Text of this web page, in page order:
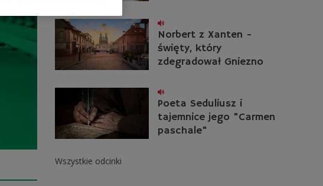
Norbert z Xanten -
święty, który
zdegradował Gniezno
Poeta Seduliusz i
tajemnice jego "Carmen
paschale"
Wszystkie odcinki